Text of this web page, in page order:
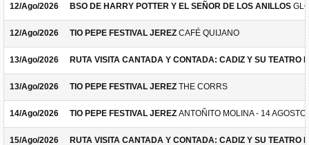
12/Ago/2026 BSO DE HARRY POTTER Y EL SEÑOR DE LOS ANILLOS
12/Ago/2026 TIO PEPE FESTIVAL JEREZ CAFÉ QUIJANO
13/Ago/2026 RUTA VISITA CANTADA Y CONTADA: CADIZ Y SU TEATRO
13/Ago/2026 TIO PEPE FESTIVAL JEREZ THE CORRS
14/Ago/2026 TIO PEPE FESTIVAL JEREZ ANTOÑITO MOLINA - 14 AGOSTO
15/Ago/2026 RUTA VISITA CANTADA Y CONTADA: CADIZ Y SU TEATRO